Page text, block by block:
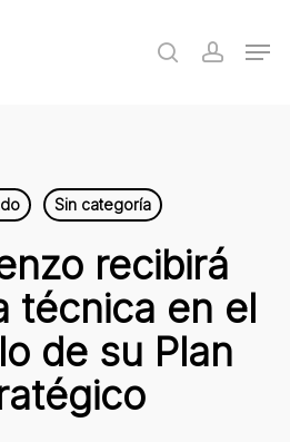
search
Sin categoría
recibirá
técnica en el
de su Plan